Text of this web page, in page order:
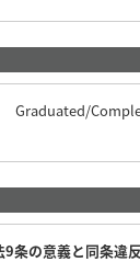
Graduated/
条の意義と同条違